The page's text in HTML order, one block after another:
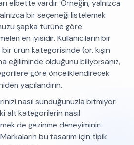
elbette vardır. Örneğin, yalnızca
bir seçeneği listelemek
şapka türüne göre
en iyisidir. Kullanıcıların bir
ürün kategorisinde (ör. kışın
eğiliminde olduğunu biliyorsanız,
göre önceliklendirecek
yapılandırın.
nasıl sunduğunuzla bitmiyor.
alt kategorilerin nasıl
de gezinme deneyiminin
bu tasarım için tipik